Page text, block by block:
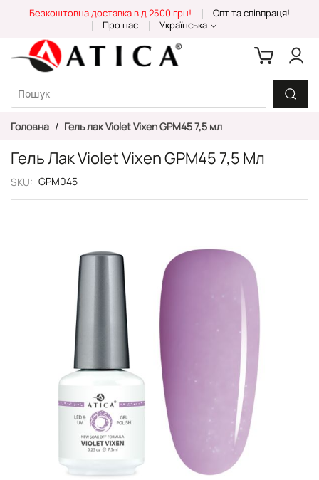
Content
Безкоштовна доставка від 2500 грн!
Опт та співпраця!
Про нас
Українська
Головна Гель лак Violet Vixen GPM45 7,5 мл
Гель Лак Violet Vixen GPM45 7,5 Мл
SKU GPM045